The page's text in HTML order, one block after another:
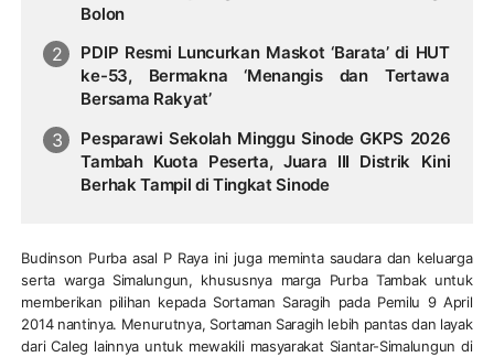
Bolon
PDIP Resmi Luncurkan Maskot ‘Barata’ di HUT
ke-53, Bermakna ‘Menangis dan Tertawa
Bersama Rakyat’
Pesparawi Sekolah Minggu Sinode GKPS 2026
Tambah Kuota Peserta, Juara III Distrik Kini
Berhak Tampil di Tingkat Sinode
Budinson Purba asal P Raya ini juga meminta saudara dan keluarga
serta warga Simalungun, khususnya marga Purba Tambak untuk
memberikan pilihan kepada Sortaman Saragih pada Pemilu 9 April
2014 nantinya. Menurutnya, Sortaman Saragih lebih pantas dan layak
dari Caleg lainnya untuk mewakili masyarakat Siantar-Simalungun di